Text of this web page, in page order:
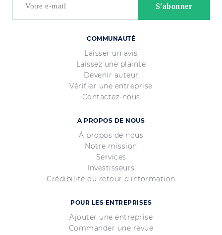
COMMUNAUTÉ
Laisser un avis
Laissez une plainte
Devenir auteur
Vérifier une entreprise
Contactez-nous
A PROPOS DE NOUS
À propos de nous
Notre mission
Services
Investisseurs
Crédibilité du retour d'information
POUR LES ENTREPRISES
Ajouter une entreprise
Commander une revue